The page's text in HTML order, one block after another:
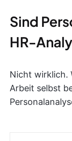
Sind
HR-
Nicht wirklich.
Arbeit selbst